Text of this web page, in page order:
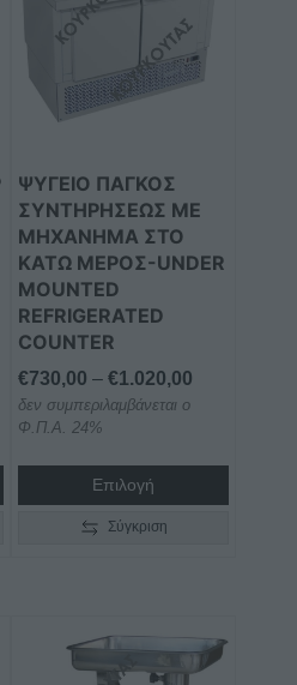
ΨΥΓΕΙΟ ΠΑΓΚΟΣ
ΣΥΝΤΗΡΗΣΕΩΣ ΜΕ
ΜΗΧΑΝΗΜΑ ΣΤΟ
ΚΑΤΩ ΜΕΡΟΣ-UNDER
MOUNTED
REFRIGERATED
COUNTER
€730,00 – €1.020,00Price
through
δεν συμπεριλαμβάνεται ο
Φ.Π.Α. 24%
Επιλογή
παραλλαγές.
μπορούν
να
επιλεγούν
στη
σελίδα
του
προϊόντος
Σύγκριση